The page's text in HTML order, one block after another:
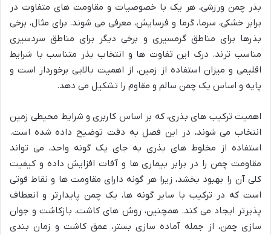
بذر چمن ورزشی، هر یک با خصوصیات و مقاومت های متفاوت در
برابر خشکی، سرما، گرما و فرسایش، معرفی می شوند. برای مثال، برخی
بذرها برای مناطق گرمسیری و برخی دیگر برای مناطق سردسیری
مناسب ترند. درک این تفاوت ها و انتخاب بذر متناسب با شرایط
اقلیمی و میزان استفاده از زمین، از اهمیت بالایی برخوردار است و
پایه و اساس یک چمن سالم و مقاوم را تشکیل می دهد.
اهمیت ترکیب های بذری، که بر اساس کاربری و شرایط محیطی زمین
انتخاب می شوند، در این فصل به دقت توضیح داده شده است.
استفاده از مخلوط های بذری به جای یک گونه واحد، می تواند
مقاومت چمن را در برابر بیماری ها و آفات افزایش داده و کیفیت
کلی آن را بهبود بخشد، زیرا هر گونه دارای مقاومت ها و نقاط قوتی
است که در ترکیب با سایر گونه ها، یک چمن پایدارتر و انعطاف
پذیرتر ایجاد می کند. همچنین، روش های کاشت، بازکاشت و جوان
سازی چمن، از جمله آماده سازی بستر، عمق کاشت و زمان بندی